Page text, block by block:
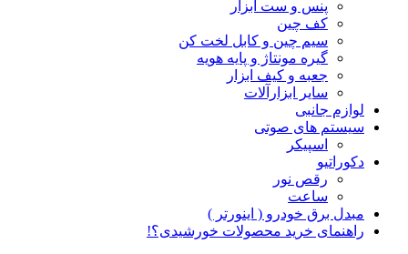
پنس و ست ابزار
کف چین
سیم چین و کابل لخت کن
گیره مونتاژ و پایه هویه
جعبه و کیف ابزار
سایر ابزارآلات
لوازم جانبی
سیستم های صوتی
اسپیکر
دکوراتیو
رقص نور
ساعت
مبدل برق خودرو ( اینورتر )
راهنمای خرید محصولات خورشیدی؟!